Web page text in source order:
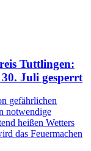
Tuttlingen:
Juli gesperrt
gefährlichen
notwendige
heißen Wetters
das Feuermachen